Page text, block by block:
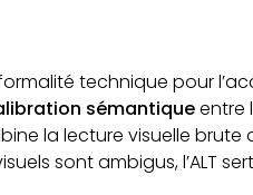
technique pour
sémantiqueentre
la lecture visuelle
sont ambigus, l’ALT